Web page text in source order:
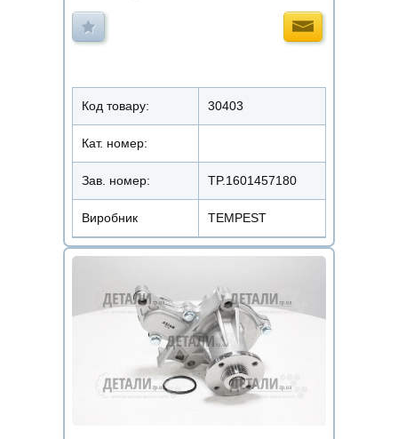
Код товару: 30403
Кат. номер:
Зав. номер: TP.1601457180
Виробник TEMPEST